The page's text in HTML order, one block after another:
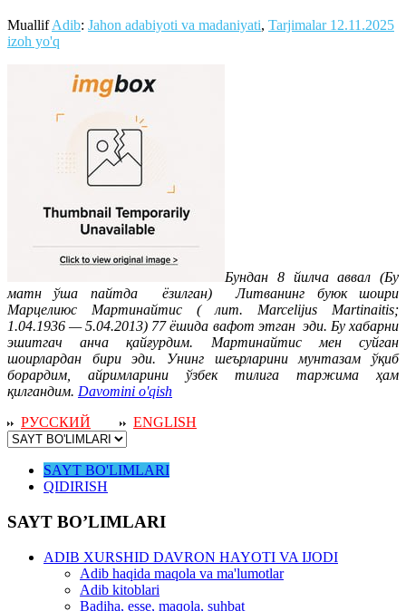
MuallifAdib: Jahon adabiyoti va madaniyati, Tarjimalar 12.11.2025
izoh yo'q
Бундан 8 йилча аввал (Бу
матн ўша пайтда ёзилган) Литванинг буюк шоири
Марцелиюс Мартинайтис ( лит. Marcelijus Martinaitis;
1.04.1936 — 5.04.2013) 77 ёшида вафот этган эди. Бу хабарни
эшитгач анча қайғурдим. Мартинайтис мен суйган
шоирлардан бири эди. Унинг шеърларини мунтазам ўқиб
борардим, айримларини ўзбек тилига таржима ҳам
қилгандим. Davomini o'qish
РУССКИЙ
ENGLISH
SAYT BO'LIMLARI
QIDIRISH
SAYT BO’LIMLARI
ADIB XURSHID DAVRON HAYOTI VA IJODI
Adib haqida maqola va ma'lumotlar
Adib kitoblari
Badiha, esse, maqola, suhbat